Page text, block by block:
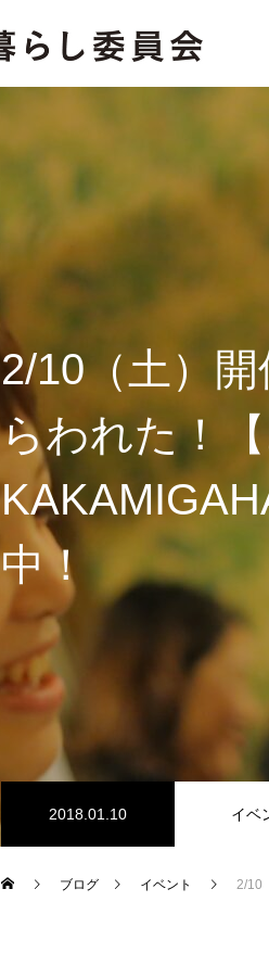
2/10（土）
らわれた！
中！
2018.01.10 イベ
ブログ イベント 2/10